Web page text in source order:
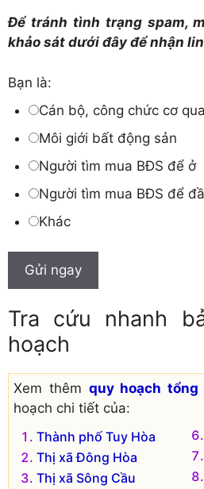
Để tránh tình trạng spam,
khảo sát dưới đây để nhận
Bạn là:
Cán bộ, công chức cơ
Môi giới bất động sản
Người tìm mua BĐS để ở
Người tìm mua BĐS để
Khác
Gửi ngay
Tra cứu nhanh
hoạch
Xem thêm quy hoạch tổng
hoạch chi tiết của:
Thành phố Tuy Hòa
Thị xã Đông Hòa
Thị xã Sông Cầu